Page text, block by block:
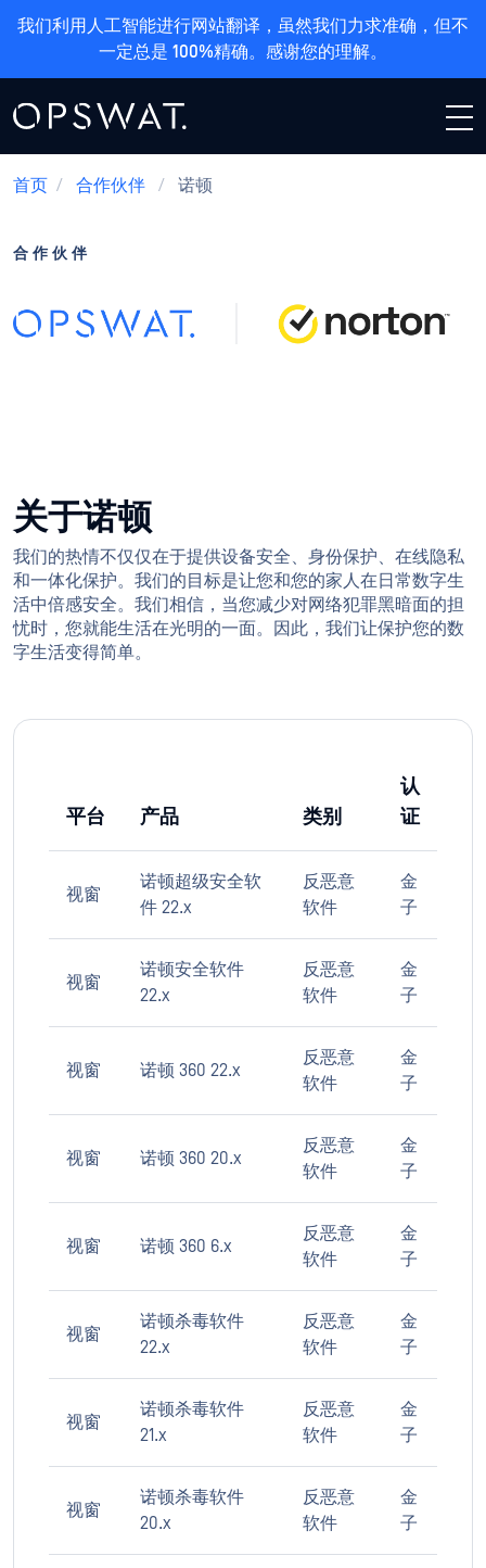
我们利用人工智能进行网站翻译，虽然我们力求准确，但不
一定总是 100%精确。感谢您的理解。
首页 / 合作伙伴 / 诺顿
合作伙伴
关于诺顿
我们的热情不仅仅在于提供设备安全、身份保护、在线隐私
和一体化保护。我们的目标是让您和您的家人在日常数字生
活中倍感安全。我们相信，当您减少对网络犯罪黑暗面的担
忧时，您就能生活在光明的一面。因此，我们让保护您的数
字生活变得简单。
平台 产品 类别
认
证
视窗
诺顿超级安全软
件 22.x
反恶意
软件
金
子
视窗
诺顿安全软件
22.x
反恶意
软件
金
子
视窗 诺顿 360 22.x
反恶意
软件
金
子
视窗 诺顿 360 20.x
反恶意
软件
金
子
视窗 诺顿 360 6.x
反恶意
软件
金
子
视窗
诺顿杀毒软件
22.x
反恶意
软件
金
子
视窗
诺顿杀毒软件
21.x
反恶意
软件
金
子
视窗
诺顿杀毒软件
20.x
反恶意
软件
金
子